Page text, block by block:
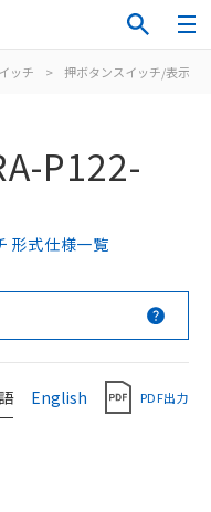
ッチ > 押ボタンスイッチ/表示灯
P122-
形式仕様一覧
English PDF出力